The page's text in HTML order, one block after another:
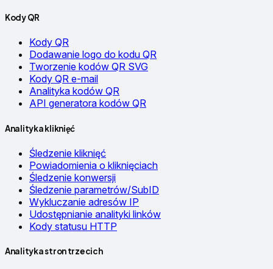
Kody QR
Kody QR
Dodawanie logo do kodu QR
Tworzenie kodów QR SVG
Kody QR e-mail
Analityka kodów QR
API generatora kodów QR
Analityka kliknięć
Śledzenie kliknięć
Powiadomienia o kliknięciach
Śledzenie konwersji
Śledzenie parametrów/SubID
Wykluczanie adresów IP
Udostępnianie analityki linków
Kody statusu HTTP
Analityka stron trzecich